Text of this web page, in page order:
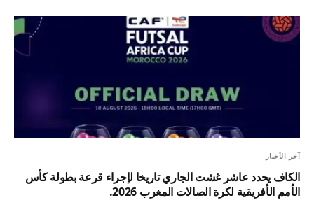
آخر الأخبار
الكاف يحدد عاشر غشت الجاري تاريخا لإجراء قرعة بطولة كأس
الأمم الأفريقية لكرة الصالات المغرب 2026.